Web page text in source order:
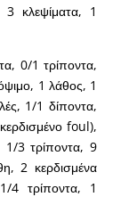
κλεψίματα, 1
0/1 τρίποντα,
1 λάθος, 1
1/1 δίποντα,
foul),
3 τρίποντα, 9
2 κερδισμένα
4 τρίποντα, 1